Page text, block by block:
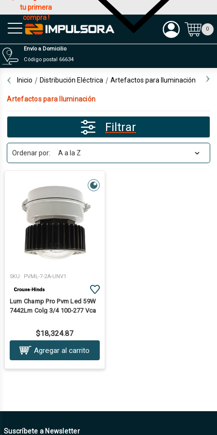
tu primera
compra !
Productos
Envío a Domicilio
Código postal 66634
0
Inicio Distribución Eléctrica Artefactos para Iluminación
Artefactos para Iluminación
Filtrar
Ordenar por:
SKU: PVML-7-2A-UNV1
Lum Champ Pro Pvm Led 59W
7442Lm Colg 3/4 100-277 Vca
$18,324.87
Agregar al carrito
Suscríbete a Newsletter